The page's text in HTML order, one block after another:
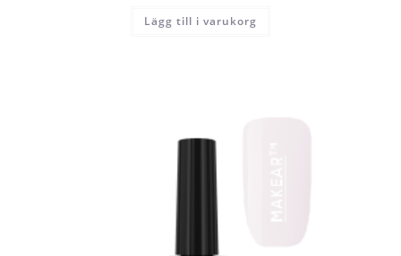
Lägg till i varukorg